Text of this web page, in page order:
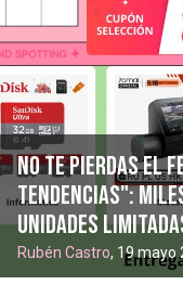
No te pierdas el
Tendencias":
unidades
Rubén Castro, 19 mayo